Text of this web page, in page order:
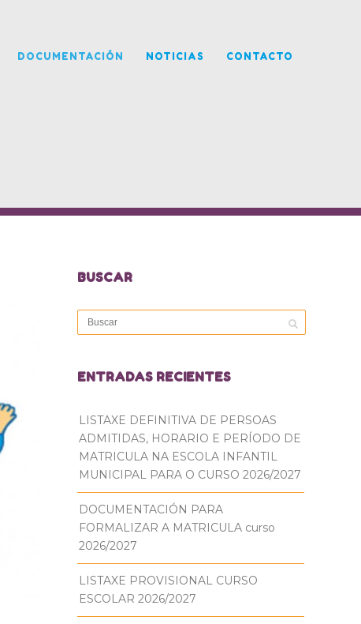
DOCUMENTACIÓN NOTICIAS CONTACTO
BUSCAR
ENTRADAS RECIENTES
LISTAXE DEFINITIVA DE PERSOAS
ADMITIDAS, HORARIO E PERÍODO DE
MATRICULA NA ESCOLA INFANTIL
MUNICIPAL PARA O CURSO 2026/2027
DOCUMENTACIÓN PARA
FORMALIZAR A MATRICULA curso
2026/2027
LISTAXE PROVISIONAL CURSO
ESCOLAR 2026/2027